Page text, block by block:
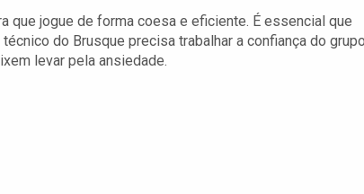
que jogue de forma coesa e eficiente. É essencial que
do Brusque precisa trabalhar a confiança do
levar pela ansiedade.